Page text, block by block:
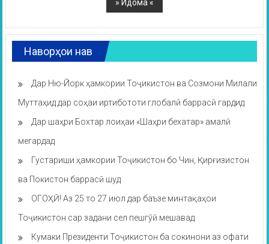
Наворҳои нав
Дар Ню-Йорк ҳамкории Тоҷикистон ва Созмони Милали
Муттаҳид дар соҳаи иртибототи глобалӣ баррасӣ гардид
Дар шаҳри Бохтар лоиҳаи «Шаҳри бехатар» амалӣ
мегардад
Густариши ҳамкории Тоҷикистон бо Чин, Қирғизистон
ва Покистон баррасӣ шуд
ОГОҲӢ! Аз 25 то 27 июл дар баъзе минтақаҳои
Тоҷикистон сар задани сел пешгӯӣ мешавад
Кумаки Президенти Тоҷикистон ба сокинони аз офати